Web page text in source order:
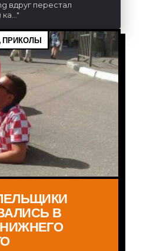
вдруг перестал
"
В